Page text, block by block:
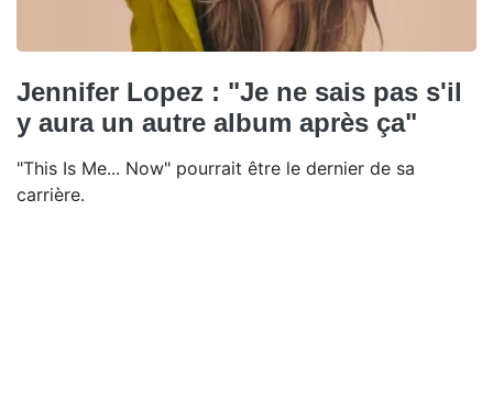
Jennifer Lopez : "Je ne sais pas s'il
y aura un autre album après ça"
"This Is Me... Now" pourrait être le dernier de sa
carrière.